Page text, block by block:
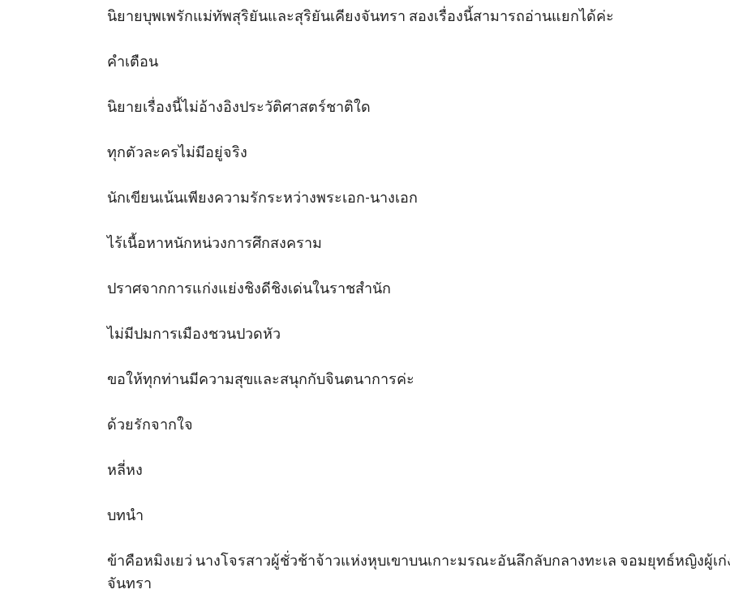
นิยายบุพเพรักแม่ทัพสุริยันและสุริยันเคียงจันทรา สองเรื่องนี้สามารถอ่านแยกได้ค่ะ
คำเตือน
นิยายเรื่องนี้ไม่อ้างอิงประวัติศาสตร์ชาติใด
ทุกตัวละครไม่มีอยู่จริง
นักเขียนเน้นเพียงความรักระหว่างพระเอก-นางเอก
ไร้เนื้อหาหนักหน่วงการศึกสงคราม
ปราศจากการแก่งแย่งชิงดีชิงเด่นในราชสำนัก
ไม่มีปมการเมืองชวนปวดหัว
ขอให้ทุกท่านมีความสุขและสนุกกับจินตนาการค่ะ
ด้วยรักจากใจ
หลี่หง
บทนำ
ข้าคือหมิงเยว่ นางโจรสาวผู้ชั่วช้าจ้าวแห่งหุบเขาบนเกาะมรณะอันลึกลับกลางทะเล จอมยุทธ์หญิงผู้เ
จันทรา